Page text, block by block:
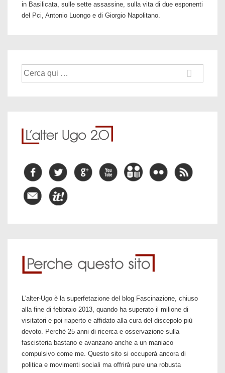
in Basilicata, sulle sette assassine, sulla vita di due esponenti
del Pci, Antonio Luongo e di Giorgio Napolitano.
Cerca:
L'alter-Ugo è la superfetazione del blog Fascinazione, chiuso
alla fine di febbraio 2013, quando ha superato il milione di
visitatori e poi riaperto e affidato alla cura del discepolo più
devoto. Perché 25 anni di ricerca e osservazione sulla
fascisteria bastano e avanzano anche a un maniaco
compulsivo come me. Questo sito si occuperà ancora di
politica e movimenti sociali ma offrirà pure una robusta